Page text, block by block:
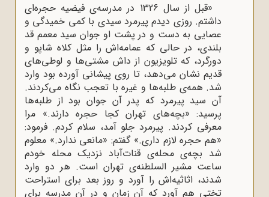
«قبل از سال 1326 در مدرسه‌ی فیضیه حجره‌ای
داشتم. روزی دیدم پیرمرد سیدی با کمی خمیدگی و
عصایی به دست و در پشت او جوان سید معمم قد
بلندی، در حالی که عمامه‌اش را مثل کلاه شاپو و
دورگرد، که تلویزیون از داش مشتی‌ها و لوطی‌های
قدیم نشان می‌دهد، تا روی پیشانی آورده بود وارد
شد. همه‌ی طلبه‌ها و غیره با تعجب نگاه می‌کردند.
آن سید پیرمرد که پدر آن جوان بود از طلبه‌ها
پرسید: «بچه‌های تهران کجا حجره دارند.» مرا
معرفی کردند. پیرمرد جلو آمد، سلام کردم. فرمود:
«هم حجره لازم داری.» گفتم: «مانعی ندارد.» معلوم
شد بچه‌ی محله‌ی قنات‌آباد نزدیک محله خودم
ساعت مشیر السلطنه‌ی تهران است. هر دو وارد
شدند، اثاثیه‌اش را آورد و روز بعد برای استراحت
تختی هم آورد که آن زمان و در آن مدرسه برای